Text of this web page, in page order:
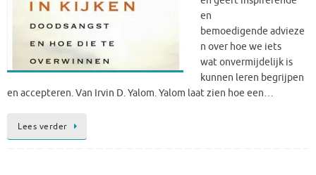
en
bemoedigende advieze
n over hoe we iets
wat onvermijdelijk is
kunnen leren begrijpen
en accepteren. Van Irvin D. Yalom. Yalom laat zien hoe een…
Lees verder